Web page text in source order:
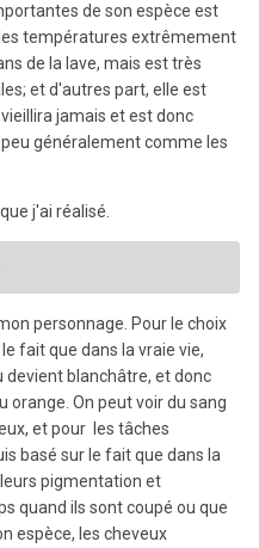
de son espèce est
températures extrêmement
de la lave, mais est très
et d'autres part, elle est
jamais et est donc
généralement comme les
j'ai réalisé.
personnage. Pour le choix
fait que dans la vraie vie,
devient blanchâtre, et donc
orange. On peut voir du sang
et pour les tâches
basé sur le fait que dans la
pigmentation et
quand ils sont coupé ou que
espèce, les cheveux